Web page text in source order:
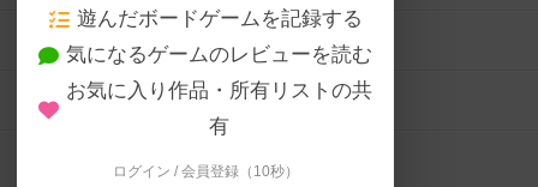
遊んだボードゲームを記録する
気になるゲームのレビューを読む
お気に入り作品・所有リストの共
有
ログイン / 会員登録（10秒）
ボードゲーム会情報
メカニクス特集
掲示板・トピックス